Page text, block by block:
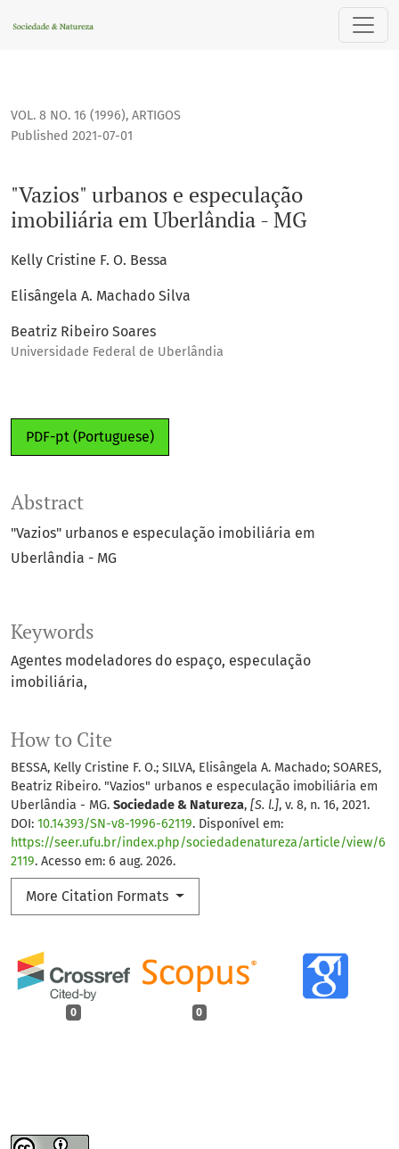
"Vazios" urbanos e especulação imobiliária em Uberlândia
VOL. 8 NO. 16 (1996), ARTIGOS
"Vazios" urbanos e especulação
imobiliária em Uberlândia - MG
Published 2021-07-01
Kelly Cristine F. O. Bessa
Elisângela A. Machado Silva
Beatriz Ribeiro Soares
Universidade Federal de Uberlândia
PDF-pt (Portuguese)
Keywords
Agentes modeladores do espaço especulação
imobiliária
How to Cite
BESSA, Kelly Cristine F. O.; SILVA, Elisângela A. Machado; SOARES,
Beatriz Ribeiro. "Vazios" urbanos e especulação imobiliária em
Uberlândia - MG. Sociedade & Natureza, [S. l.], v. 8, n. 16, 2021.
DOI: 10.14393/SN-v8-1996-62119. Disponível em:
https://seer.ufu.br/index.php/sociedadenatureza/article/view/6
2119. Acesso em: 6 aug. 2026.
More Citation Formats
0 0
Abstract
"Vazios" urbanos e especulação imobiliária em
Uberlândia - MG